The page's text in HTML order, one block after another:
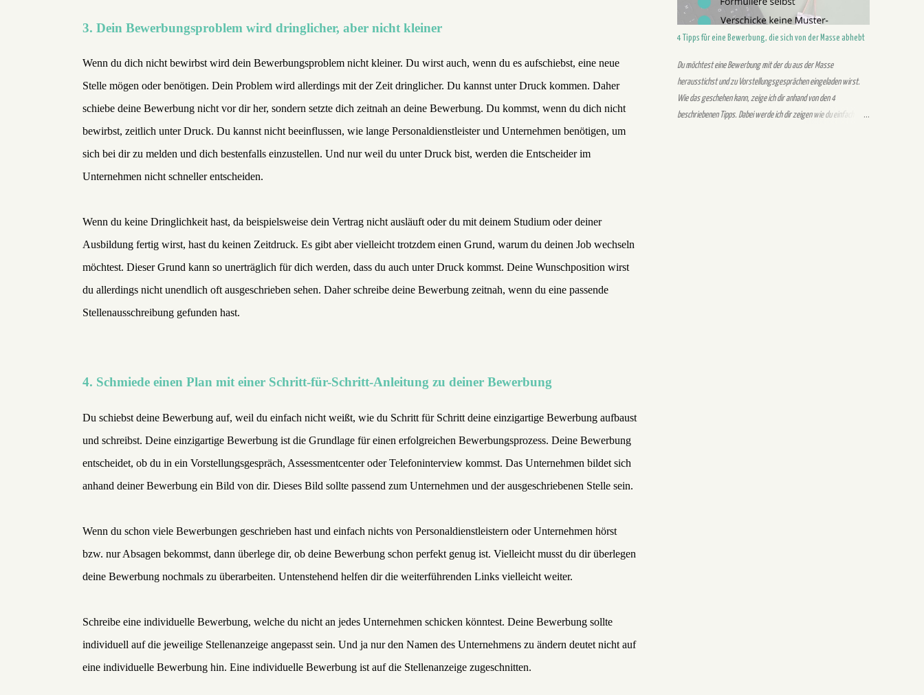
3. Dein Bewerbungsproblem wird dringlicher, aber nicht kleiner
Wenn du dich nicht bewirbst wird dein Bewerbungsproblem nicht kleiner. Du wirst auch, wenn du es aufschiebst, eine neue
Stelle mögen oder benötigen. Dein Problem wird allerdings mit der Zeit dringlicher. Du kannst unter Druck kommen. Daher
schiebe deine Bewerbung nicht vor dir her, sondern setzte dich zeitnah an deine Bewerbung. Du kommst, wenn du dich nicht
bewirbst, zeitlich unter Druck. Du kannst nicht beeinflussen, wie lange Personaldienstleister und Unternehmen benötigen, um
sich bei dir zu melden und dich bestenfalls einzustellen. Und nur weil du unter Druck bist, werden die Entscheider im
Unternehmen nicht schneller entscheiden.
Wenn du keine Dringlichkeit hast, da beispielsweise dein Vertrag nicht ausläuft oder du mit deinem Studium oder deiner
Ausbildung fertig wirst, hast du keinen Zeitdruck. Es gibt aber vielleicht trotzdem einen Grund, warum du deinen Job wechseln
möchtest. Dieser Grund kann so unerträglich für dich werden, dass du auch unter Druck kommst. Deine Wunschposition wirst
du allerdings nicht unendlich oft ausgeschrieben sehen. Daher schreibe deine Bewerbung zeitnah, wenn du eine passende
Stellenausschreibung gefunden hast.
4. Schmiede einen Plan mit einer Schritt-für-Schritt-Anleitung zu deiner Bewerbung
Du schiebst deine Bewerbung auf, weil du einfach nicht weißt, wie du Schritt für Schritt deine einzigartige Bewerbung aufbaust
und schreibst. Deine einzigartige Bewerbung ist die Grundlage für einen erfolgreichen Bewerbungsprozess. Deine Bewerbung
entscheidet, ob du in ein Vorstellungsgespräch, Assessmentcenter oder Telefoninterview kommst. Das Unternehmen bildet sich
anhand deiner Bewerbung ein Bild von dir. Dieses Bild sollte passend zum Unternehmen und der ausgeschriebenen Stelle sein.
Wenn du schon viele Bewerbungen geschrieben hast und einfach nichts von Personaldienstleistern oder Unternehmen hörst
bzw. nur Absagen bekommst, dann überlege dir, ob deine Bewerbung schon perfekt genug ist. Vielleicht musst du dir überlegen
deine Bewerbung nochmals zu überarbeiten. Untenstehend helfen dir die weiterführenden Links vielleicht weiter.
Schreibe eine individuelle Bewerbung, welche du nicht an jedes Unternehmen schicken könntest. Deine Bewerbung sollte
individuell auf die jeweilige Stellenanzeige angepasst sein. Und ja nur den Namen des Unternehmens zu ändern deutet nicht auf
eine individuelle Bewerbung hin. Eine individuelle Bewerbung ist auf die Stellenanzeige zugeschnitten.
möchtest so schnell wie möglich Rückmeldung haben. Das
sammelt noch Bewerbungen. In dieser Situation nützt dir ein
positives Mindset mit welchem du die Zeit überbrückst und
trotzdem einen klaren...
4 Tipps für eine Bewerbung, die sich von der Masse abhebt
Du möchtest eine Bewerbung mit der du aus der Masse
herausstichst und zu Vorstellungsgesprächen eingeladen wirst.
Wie das geschehen kann, zeige ich dir anhand von den 4
beschriebenen Tipps. Dabei werde ich dir zeigen wie du einfach und